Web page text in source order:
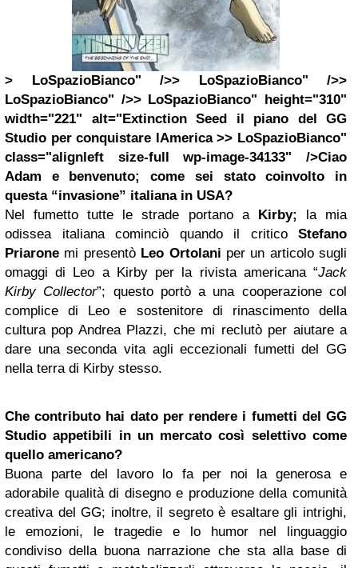
> LoSpazioBianco" />> LoSpazioBianco" />>
LoSpazioBianco" />> LoSpazioBianco" height="310"
width="221" alt="Extinction Seed il piano del GG
Studio per conquistare lAmerica >> LoSpazioBianco"
class="alignleft size-full wp-image-34133" />Ciao
Adam e benvenuto; come sei stato coinvolto in
questa “invasione” italiana in USA?
Nel fumetto tutte le strade portano a Kirby; la mia
odissea italiana cominciò quando il critico Stefano
Priarone mi presentò Leo Ortolani per un articolo sugli
omaggi di Leo a Kirby per la rivista americana “Jack
Kirby Collector”; questo portò a una cooperazione col
complice di Leo e sostenitore di rinascimento della
cultura pop Andrea Plazzi, che mi reclutò per aiutare a
dare una seconda vita agli eccezionali fumetti del GG
nella terra di Kirby stesso.
Che contributo hai dato per rendere i fumetti del GG
Studio appetibili in un mercato così selettivo come
quello americano?
Buona parte del lavoro lo fa per noi la generosa e
adorabile qualità di disegno e produzione della comunità
creativa del GG; inoltre, il segreto è esaltare gli intrighi,
le emozioni, le tragedie e lo humor nel linguaggio
condiviso della buona narrazione che sta alla base di